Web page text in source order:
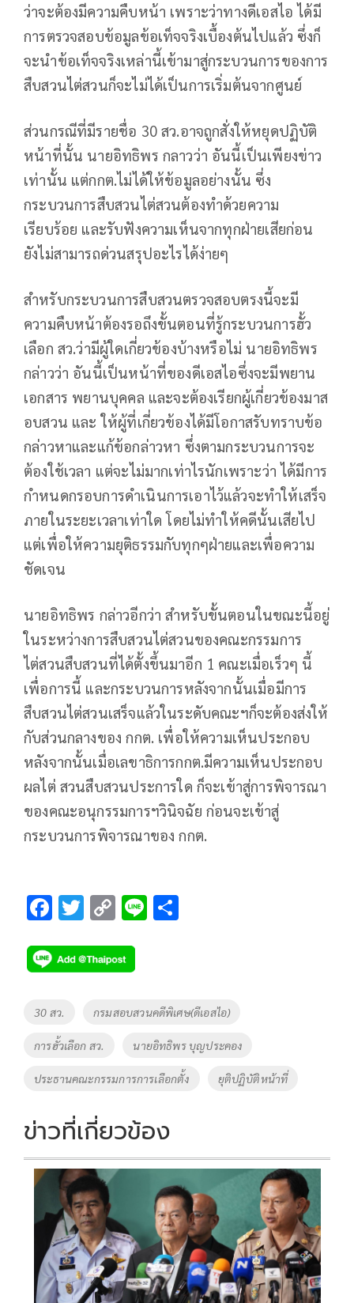
ว่าจะต้องมีความคืบหน้า เพราะว่าทางดีเอสไอ ได้มี
การตรวจสอบข้อมูลข้อเท็จจริงเบื้องต้นไปแล้ว ซึ่งก็
จะนำข้อเท็จจริงเหล่านี้เข้ามาสู่กระบวนการของการ
สืบสวนไต่สวนก็จะไม่ได้เป็นการเริ่มต้นจากศูนย์
ส่วนกรณีที่มีรายชื่อ 30 สว.อาจถูกสั่งให้หยุดปฏิบัติ
หน้าที่นั้น นายอิทธิพร กลาวว่า อันนี้เป็นเพียงข่าว
เท่านั้น แต่กกต.ไม่ได้ให้ข้อมูลอย่างนั้น ซึ่ง
กระบวนการสืบสวนไต่สวนต้องทำด้วยความ
เรียบร้อย และรับฟังความเห็นจากทุกฝ่ายเสียก่อน
ยังไม่สามารถด่วนสรุปอะไรได้ง่ายๆ
สำหรับกระบวนการสืบสวนตรวจสอบตรงนี้จะมี
ความคืบหน้าต้องรอถึงขั้นตอนที่รู้กระบวนการฮั้ว
เลือก สว.ว่ามีผู้ใดเกี่ยวข้องบ้างหรือไม่ นายอิทธิพร
กล่าวว่า อันนี้เป็นหน้าที่ของดีเอสไอซึ่งจะมีพยาน
เอกสาร พยานบุคคล และจะต้องเรียกผู้เกี่ยวข้องมาส
อบสวน และ ให้ผู้ที่เกี่ยวข้องได้มีโอกาสรับทราบข้อ
กล่าวหาและแก้ข้อกล่าวหา ซึ่งตามกระบวนการจะ
ต้องใช้เวลา แต่จะไม่มากเท่าไรนักเพราะว่า ได้มีการ
กำหนดกรอบการดำเนินการเอาไว้แล้วจะทำให้เสร็จ
ภายในระยะเวลาเท่าใด โดยไม่ทำให้คดีนั้นเสียไป
แต่เพื่อให้ความยุติธรรมกับทุกๆฝ่ายและเพื่อความ
ชัดเจน
นายอิทธิพร กล่าวอีกว่า สำหรับขั้นตอนในขณะนี้อยู่
ในระหว่างการสืบสวนไต่สวนของคณะกรรมการ
ไต่สวนสืบสวนที่ได้ตั้งขึ้นมาอีก 1 คณะเมื่อเร็วๆ นี้
เพื่อการนี้ และกระบวนการหลังจากนั้นเมื่อมีการ
สืบสวนไต่สวนเสร็จแล้วในระดับคณะฯก็จะต้องส่งให้
กับส่วนกลางของ กกต. เพื่อให้ความเห็นประกอบ
หลังจากนั้นเมื่อเลขาธิการกกต.มีความเห็นประกอบ
ผลไต่ สวนสืบสวนประการใด ก็จะเข้าสู่การพิจารณา
ของคณะอนุกรรมการฯวินิจฉัย ก่อนจะเข้าสู่
กระบวนการพิจารณาของ กกต.
F
e
b
o
o
k
T
tt
er
C
p
y
Li
Li
Tags
30 สว. กรมสอบสวนคดีพิเศษ(ดีเอสไอ)
การฮั้วเลือก สว. นายอิทธิพร บุญประคอง
ประธานคณะกรรมการการเลือกตั้ง ยุติปฏิบัติหน้าที่
ข่าวที่เกี่ยวข้อง